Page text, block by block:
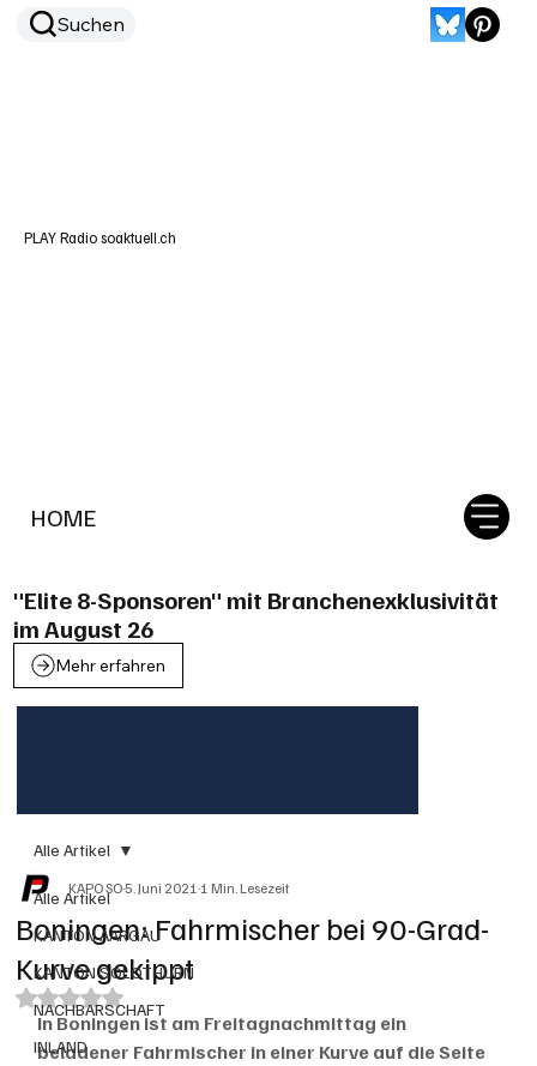
HOME
Suchen
PLAY Radio soaktuell.ch
"Elite 8-Sponsoren" mit Branchenexklusivität
im August 26
Mehr erfahren
Alle Artikel
KANTON AARGAU
KANTON SOLOTHURN
NACHBARSCHAFT
INLAND
Alle Artikel
Boningen: Fahrmischer bei 90-Grad-
Kurve gekippt
KAPO SO5. Juni 20211 Min. Lesezeit
Mit NaN von 5 Sternen bewertet.
In Boningen ist am Freitagnachmittag ein
beladener Fahrmischer in einer Kurve auf die Seite